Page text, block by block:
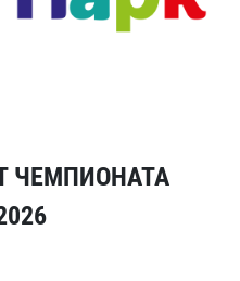
ЧЕМПИОНАТА